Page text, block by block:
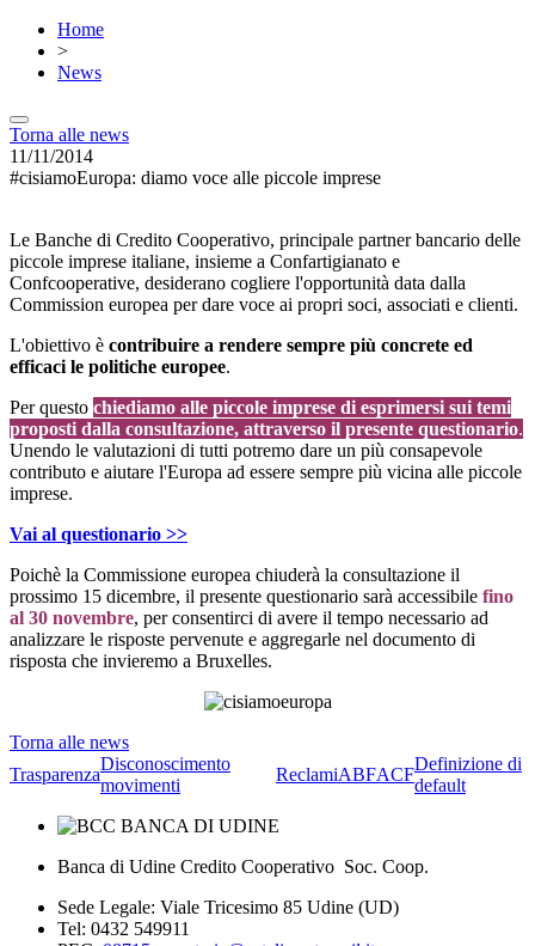
Home
>
News
Torna alle news
11/11/2014
#cisiamoEuropa: diamo voce alle piccole imprese
Le Banche di Credito Cooperativo, principale partner bancario delle
piccole imprese italiane, insieme a Confartigianato e
Confcooperative, desiderano cogliere l'opportunità data dalla
Commission europea per dare voce ai propri soci, associati e clienti.
L'obiettivo è contribuire a rendere sempre più concrete ed
efficaci le politiche europee.
Per questo chiediamo alle piccole imprese di esprimersi sui temi
proposti dalla consultazione, attraverso il presente questionario.
Unendo le valutazioni di tutti potremo dare un più consapevole
contributo e aiutare l'Europa ad essere sempre più vicina alle piccole
imprese.
Vai al questionario >>
Poichè la Commissione europea chiuderà la consultazione il
prossimo 15 dicembre, il presente questionario sarà accessibile fino
al 30 novembre, per consentirci di avere il tempo necessario ad
analizzare le risposte pervenute e aggregarle nel documento di
risposta che invieremo a Bruxelles.
Torna alle news
Trasparenza
Disconoscimento
movimenti
ReclamiABFACF
Definizione di
default
Banca di Udine Credito Cooperativo Soc. Coop.
Sede Legale: Viale Tricesimo 85 Udine (UD)
Tel: 0432 549911